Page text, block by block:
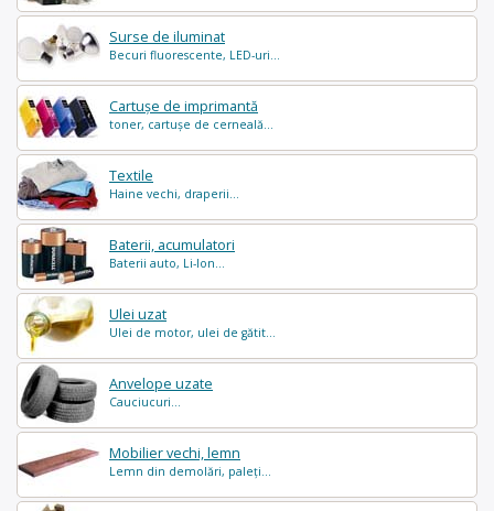
Surse de iluminat
Becuri fluorescente, LED-uri...
Cartușe de imprimantă
toner, cartușe de cerneală...
Textile
Haine vechi, draperii...
Baterii, acumulatori
Baterii auto, Li-Ion...
Ulei uzat
Ulei de motor, ulei de gătit...
Anvelope uzate
Cauciucuri...
Mobilier vechi, lemn
Lemn din demolări, paleți...